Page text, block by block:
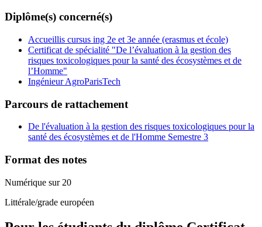
Diplôme(s) concerné(s)
Accueillis cursus ing 2e et 3e année (erasmus et école)
Certificat de spécialité "De l’évaluation à la gestion des
risques toxicologiques pour la santé des écosystèmes et de
l’Homme"
Ingénieur AgroParisTech
Parcours de rattachement
De l'évaluation à la gestion des risques toxicologiques pour la
santé des écosystèmes et de l'Homme Semestre 3
Format des notes
Numérique sur 20
Littérale/grade européen